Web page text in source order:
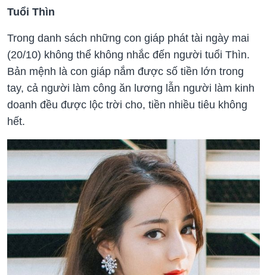
Tuổi Thìn
Trong danh sách những con giáp phát tài ngày mai
(20/10) không thể không nhắc đến người tuổi Thìn.
Bản mệnh là con giáp nắm được số tiền lớn trong
tay, cả người làm công ăn lương lẫn người làm kinh
doanh đều được lộc trời cho, tiền nhiều tiêu không
hết.